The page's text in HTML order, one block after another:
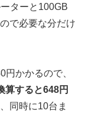
ターと100GB
で必要な分だけ
かかるので、
算すると648円
同時に10台ま